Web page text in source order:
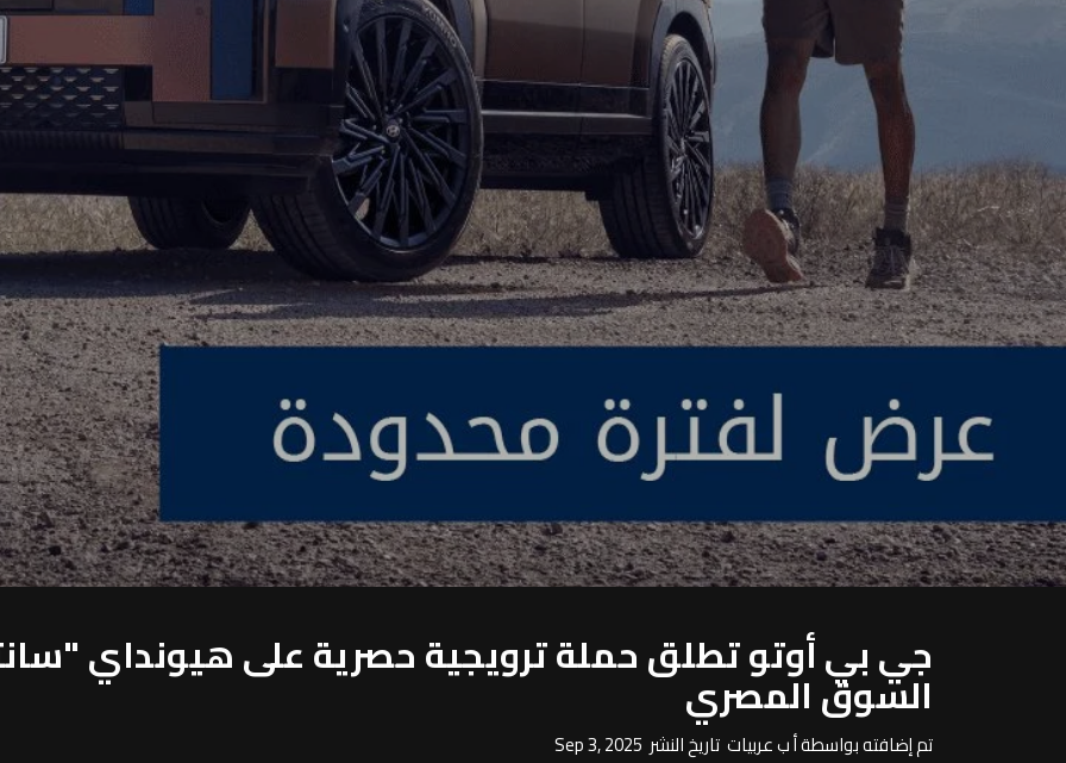
جي بي أوتو تطلق حملة ترويجية حصرية على هيونداي
السوق المصري
تم إضافته بواسطة أ ب عربيات تاريخ النشر Sep 3, 2025